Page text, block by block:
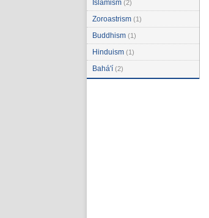
Islamism (2)
Zoroastrism (1)
Buddhism (1)
Hinduism (1)
Bahá'í (2)